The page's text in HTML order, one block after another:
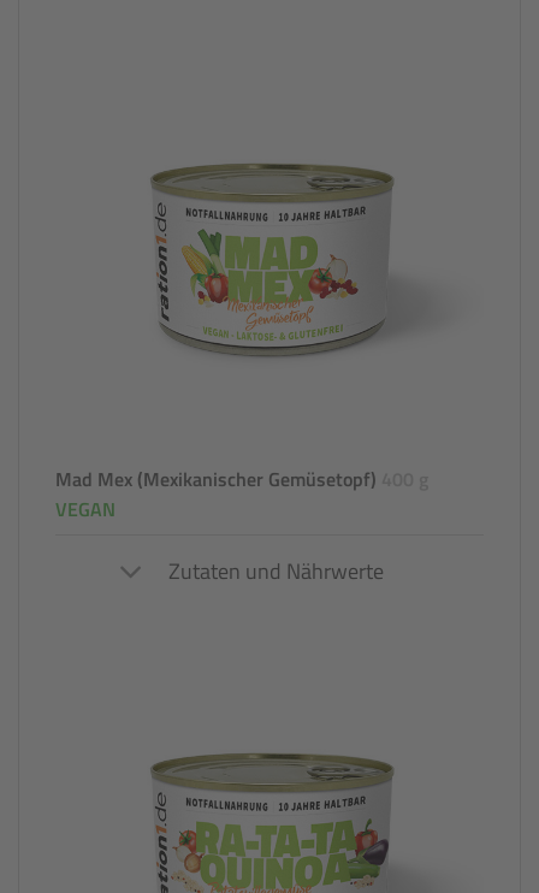
Mad Mex (Mexikanischer Gemüsetopf)
VEGAN
Zutaten und Nährwerte